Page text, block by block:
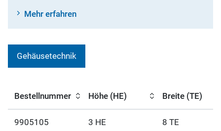
Mehr erfahren
Gehäusetechnik
Bestellnummer Höhe (HE) Breite (TE)
9905105 3 HE 8 TE